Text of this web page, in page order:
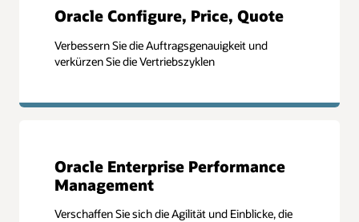
Oracle Configure, Price, Quote
Verbessern Sie die Auftragsgenauigkeit und
verkürzen Sie die Vertriebszyklen
Oracle Enterprise Performance
Management
Verschaffen Sie sich die Agilität und Einblicke, die